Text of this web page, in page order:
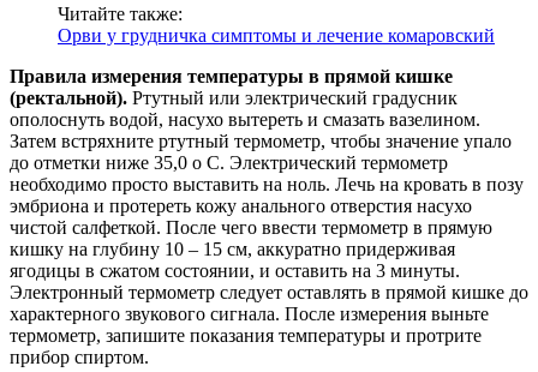
Читайте также:
Орви у грудничка симптомы и лечение комаровский
Правила измерения температуры в прямой кишке
(ректальной). Ртутный или электрический градусник
ополоснуть водой, насухо вытереть и смазать вазелином.
Затем встряхните ртутный термометр, чтобы значение упало
до отметки ниже 35,0 o С. Электрический термометр
необходимо просто выставить на ноль. Лечь на кровать в позу
эмбриона и протереть кожу анального отверстия насухо
чистой салфеткой. После чего ввести термометр в прямую
кишку на глубину 10 – 15 см, аккуратно придерживая
ягодицы в сжатом состоянии, и оставить на 3 минуты.
Электронный термометр следует оставлять в прямой кишке до
характерного звукового сигнала. После измерения выньте
термометр, запишите показания температуры и протрите
прибор спиртом.